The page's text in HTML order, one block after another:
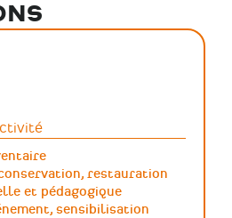
restauration
et pédagogique
sensibilisation